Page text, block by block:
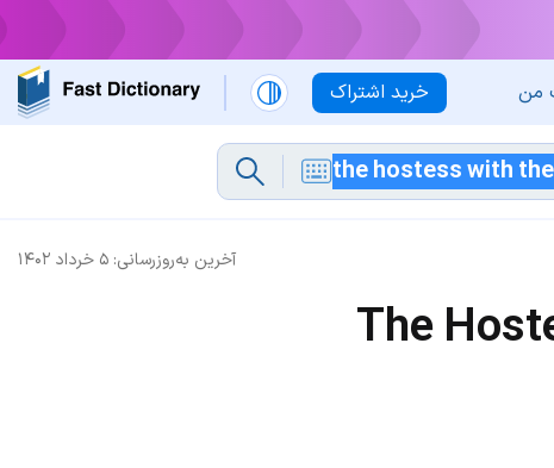
خرید اشتراک من
آخرین به‌روزرسانی: ۵ خرداد ۱۴۰۲
The